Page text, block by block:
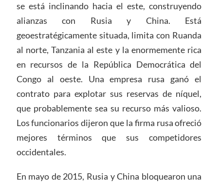
se está inclinando hacia el este, construyendo
alianzas con Rusia y China. Está
geoestratégicamente situada, limita con Ruanda
al norte, Tanzania al este y la enormemente rica
en recursos de la República Democrática del
Congo al oeste. Una empresa rusa ganó el
contrato para explotar sus reservas de níquel,
que probablemente sea su recurso más valioso.
Los funcionarios dijeron que la firma rusa ofreció
mejores términos que sus competidores
occidentales.
En mayo de 2015, Rusia y China bloquearon una